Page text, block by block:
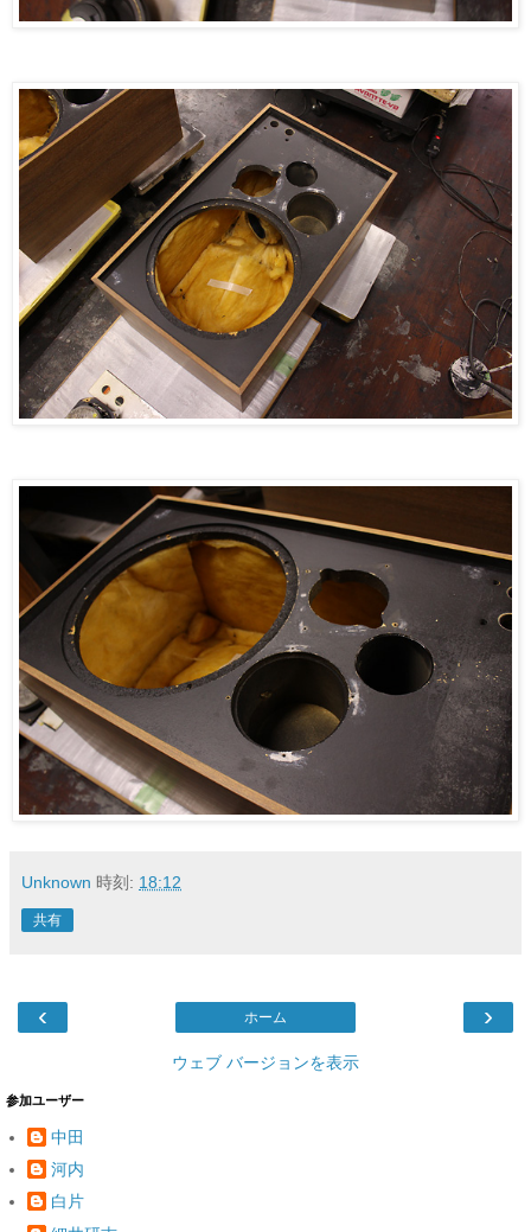
Unknown 時刻: 18:12
共有
‹ ›
ホーム
ウェブ バージョンを表示
参加ユーザー
中田
河内
白片